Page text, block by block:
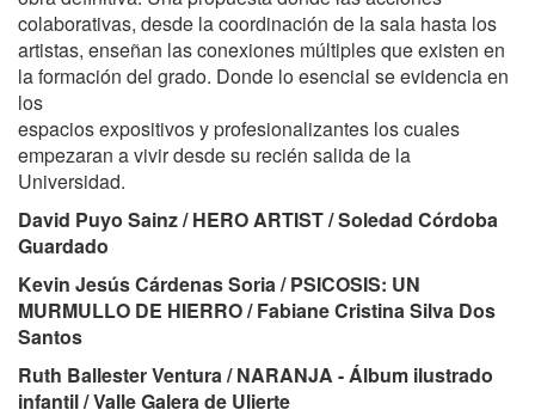
colaborativas, desde la coordinación de la sala hasta los
artistas, enseñan las conexiones múltiples que existen en
la formación del grado. Donde lo esencial se evidencia en
los
espacios expositivos y profesionalizantes los cuales
empezaran a vivir desde su recién salida de la
Universidad.
David Puyo Sainz / HERO ARTIST / Soledad Córdoba
Guardado
Kevin Jesús Cárdenas Soria / PSICOSIS: UN
MURMULLO DE HIERRO / Fabiane Cristina Silva Dos
Santos
Ruth Ballester Ventura / NARANJA - Álbum ilustrado
infantil / Valle Galera de Ulierte